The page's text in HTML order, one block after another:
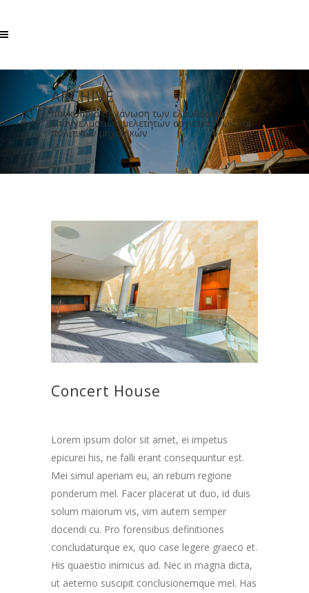
ARCHIVE
παγκύπρια οργάνωση των ελευθέρων
επαγγελματιών μελετητών αρχιτεκτόνων και
πολιτικών μηχανικών
/
Concert House
Lorem ipsum dolor sit amet, ei impetus
epicurei his, ne falli erant consequuntur est.
Mei simul aperiam eu, an rebum regione
ponderum mel. Facer placerat ut duo, id duis
solum maiorum vis, vim autem semper
docendi cu. Pro forensibus definitiones
concludaturque ex, quo case legere graeco et.
His quaestio inimicus ad. Nec in magna dicta,
ut aeterno suscipit conclusionemque mel. Has